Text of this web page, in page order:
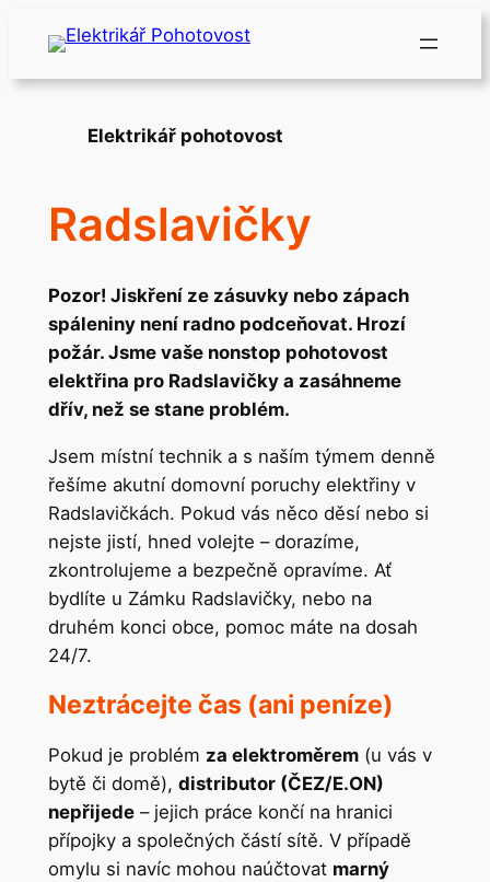
Přeskočit
obsah
Elektrikář pohotovost
Radslavičky
Pozor! Jiskření ze zásuvky nebo zápach
spáleniny není radno podceňovat. Hrozí
požár. Jsme vaše nonstop pohotovost
elektřina pro Radslavičky a zasáhneme
dřív, než se stane problém.
Jsem místní technik a s naším týmem denně
řešíme akutní domovní poruchy elektřiny v
Radslavičkách. Pokud vás něco děsí nebo si
nejste jistí, hned volejte – dorazíme,
zkontrolujeme a bezpečně opravíme. Ať
bydlíte u Zámku Radslavičky, nebo na
druhém konci obce, pomoc máte na dosah
24/7.
Neztrácejte čas (ani peníze)
Pokud je problém za elektroměrem(u vás v
bytě či domě), distributor (ČEZ/E.ON)
nepřijede– jejich práce končí na hranici
přípojky a společných částí sítě. V případě
omylu si navíc mohou naúčtovat marný